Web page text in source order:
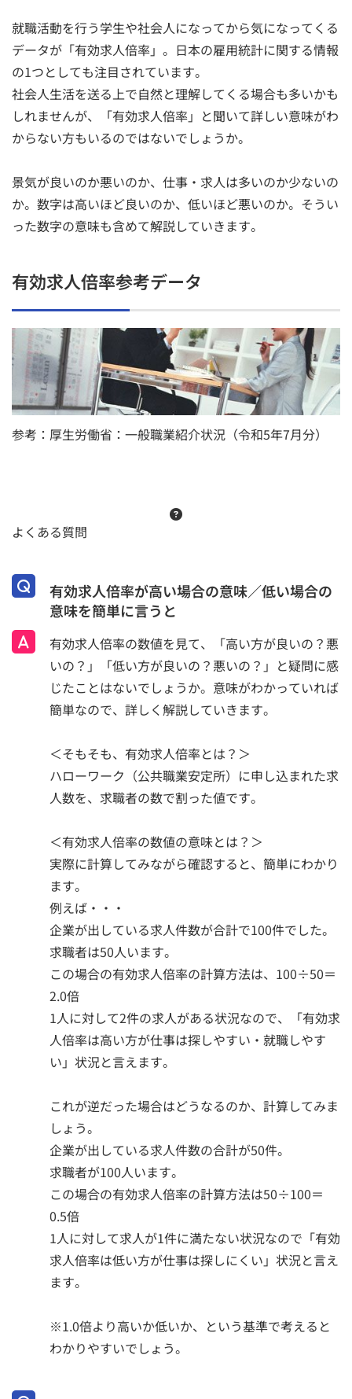
就職活動を行う学生や社会人になってから気になってくる
データが「有効求人倍率」。日本の雇用統計に関する情報
の1つとしても注目されています。
社会人生活を送る上で自然と理解してくる場合も多いかも
しれませんが、「有効求人倍率」と聞いて詳しい意味がわ
からない方もいるのではないでしょうか。
景気が良いのか悪いのか、仕事・求人は多いのか少ないの
か。数字は高いほど良いのか、低いほど悪いのか。そうい
った数字の意味も含めて解説していきます。
有効求人倍率参考データ
参考： 厚生労働省：一般職業紹介状況（令和5年7月分）
よくある質問
有効求人倍率が高い場合の意味／低い場合の
意味を簡単に言うと
有効求人倍率の数値を見て、「高い方が良いの？悪
いの？」「低い方が良いの？悪いの？」と疑問に感
じたことはないでしょうか。意味がわかっていれば
簡単なので、詳しく解説していきます。
＜そもそも、有効求人倍率とは？＞
ハローワーク（公共職業安定所）に申し込まれた求
人数を、求職者の数で割った値です。
＜有効求人倍率の数値の意味とは？＞
実際に計算してみながら確認すると、簡単にわかり
ます。
例えば・・・
企業が出している求人件数が合計で100件でした。
求職者は50人います。
この場合の有効求人倍率の計算方法は、100÷50＝
2.0倍
1人に対して2件の求人がある状況なので、「有効求
人倍率は高い方が仕事は探しやすい・就職しやす
い」状況と言えます。
これが逆だった場合はどうなるのか、計算してみま
しょう。
企業が出している求人件数の合計が50件。
求職者が100人います。
この場合の有効求人倍率の計算方法は50÷100＝
0.5倍
1人に対して求人が1件に満たない状況なので「有効
求人倍率は低い方が仕事は探しにくい」状況と言え
ます。
※1.0倍より高いか低いか、という基準で考えると
わかりやすいでしょう。